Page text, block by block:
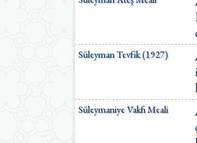
Süleyman Tevfik (1927)
Süleymaniye Vakfı Meali